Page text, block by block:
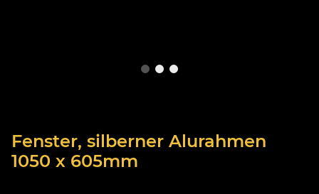
Fenster, silberner Alurahmen
1050 x 605mm